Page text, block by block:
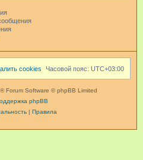
Часовой пояс: UTC+03:00
cookies
® Forum Software © phpBB Limited
phpBB
| Правила